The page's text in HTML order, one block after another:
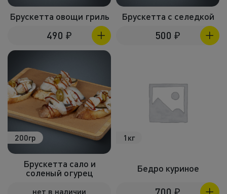
Брускетта овощи гриль
490 ₽
Брускетта с селедкой
500 ₽
200гр
Брускетта сало и
соленый огурец
нет в наличии
1кг
Бедро куриное
700 ₽